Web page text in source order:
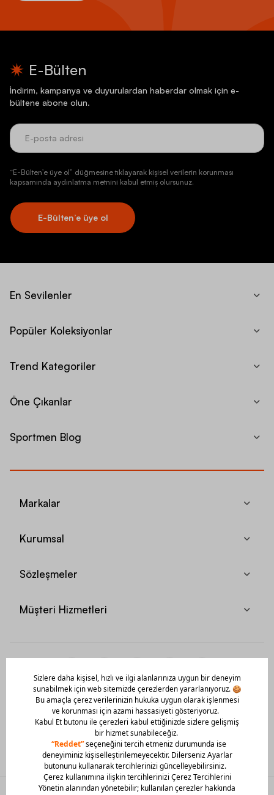
E-Bülten
İndirim, kampanya ve duyurulardan haberdar olmak için e-
bültene abone olun.
“E-Bülten’e üye ol” düğmesine tıklayarak kişisel verilerin korunması
kapsamında aydınlatma metnini kabul etmiş olursunuz.
E-Bülten’e üye ol
En Sevilenler
Popüler Koleksiyonlar
Trend Kategoriler
Öne Çıkanlar
Sportmen Blog
Markalar
Kurumsal
Sözleşmeler
Müşteri Hizmetleri
Mobil Uygulamamızı Hemen İndir!